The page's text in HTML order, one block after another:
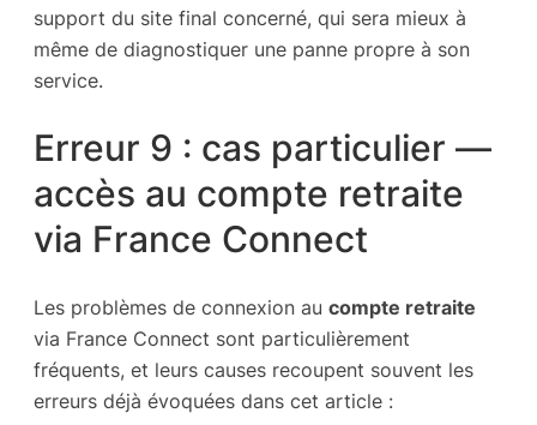
support du site final concerné, qui sera mieux à
même de diagnostiquer une panne propre à son
service.
Erreur 9 : cas particulier —
accès au compte retraite
via France Connect
Les problèmes de connexion au compte retraite
via France Connect sont particulièrement
fréquents, et leurs causes recoupent souvent les
erreurs déjà évoquées dans cet article :